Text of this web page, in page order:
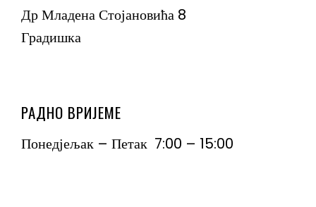
Др Младена Стојановића 8
Градишка
РАДНО ВРИЈЕМЕ
Понедјељак – Петак 7:00 – 15:00